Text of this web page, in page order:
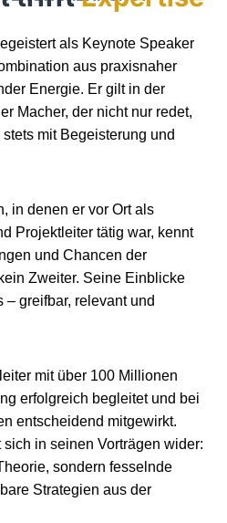
als Keynote Speaker
aus praxisnaher
Energie. Er gilt in der
Macher, der nicht nur redet,
mit Begeisterung und
in denen er vor Ort als
Projektleiter tätig war, kennt
und Chancen der
Zweiter. Seine Einblicke
greifbar, relevant und
mit über 100 Millionen
erfolgreich begleitet und bei
entscheidend mitgewirkt.
in seinen Vorträgen wider:
sondern fesselnde
Strategien aus der